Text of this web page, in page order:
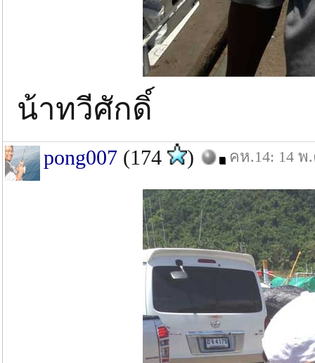
น้าทวีศักดิ์
pong007 (174 ) คห.14: 14 พ